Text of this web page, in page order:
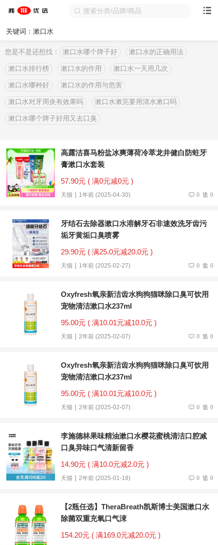
关键词：漱口水
您是不是还想找： 漱口水哪个牌子好 漱口水的正确用法
漱口水排行榜 漱口水的作用 漱口水一天用几次
漱口水哪种好 漱口水的作用与危害
漱口水对牙周炎有效果吗 漱口水漱完要用清水漱口吗
漱口水哪个牌子好用又去口臭
高露洁喜马粉盐冰爽薄荷冷萃龙井健白防蛀牙
膏漱口水套装
57.90元 ( 满0元减0元 )
天猫 1年前 (2025-04-30) 0 0
牙结石去除器漱口水溶解牙石非速效洗牙齿污
垢牙黄垢口臭喷雾
29.90元 ( 满25.0元减20.0元 )
天猫 1年前 (2025-02-27) 0 0
Oxyfresh氧亲新洁齿水狗狗猫咪除口臭可饮用
宠物清洁漱口水237ml
95.00元 ( 满10.01元减10.0元 )
天猫 2年前 (2025-02-07) 0 0
Oxyfresh氧亲新洁齿水狗狗猫咪除口臭可饮用
宠物清洁漱口水237ml
95.00元 ( 满10.01元减10.0元 )
天猫 2年前 (2025-02-07) 0 0
李施德林果味精油漱口水樱花蜜桃清洁口腔减
口臭异味口气清新留香
14.90元 ( 满10.0元减2.0元 )
天猫 2年前 (2025-01-18) 0 0
【2瓶任选】TheraBreath凯斯博士美国漱口水
除菌双重充氧口气涑
154.20元 ( 满169.0元减20.0元 )